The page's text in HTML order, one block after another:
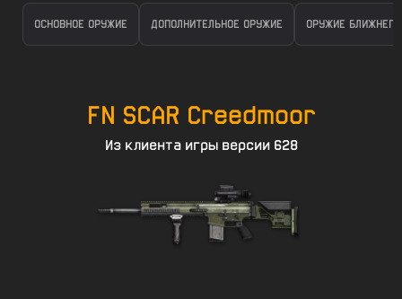
ОСНОВНОЕ ОРУЖИЕ ДОПОЛНИТЕЛЬНОЕ ОРУЖИЕ ОРУЖИЕ
FN SCAR Creedmoor
Из клиента игры версии 628